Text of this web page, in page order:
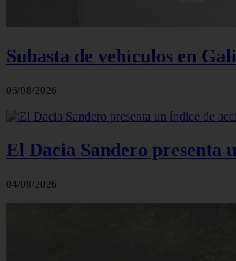
Subasta de vehículos en
06/08/2026
El Dacia Sandero presenta
04/08/2026